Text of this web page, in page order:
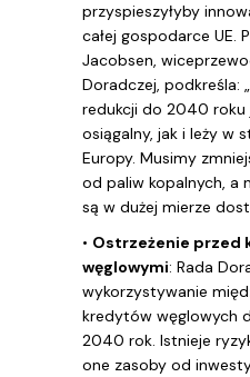
przyspieszyłyby
całej gospodarce UE.
Jacobsen,
Doradczej, podkreśla:
redukcji do 2040 roku
osiągalny, jak i leży w
Europy. Musimy
od paliw kopalnych, a
są w dużej mierze
• Ostrzeżenie przed
węglowymi: Rada
wykorzystywanie
kredytów węglowych
2040 rok. Istnieje
one zasoby od